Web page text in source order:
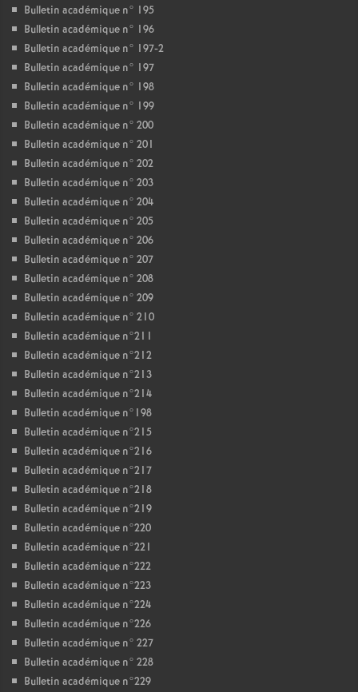
Bulletin académique n° 195
Bulletin académique n° 196
Bulletin académique n° 197-2
Bulletin académique n° 197
Bulletin académique n° 198
Bulletin académique n° 199
Bulletin académique n° 200
Bulletin académique n° 201
Bulletin académique n° 202
Bulletin académique n° 203
Bulletin académique n° 204
Bulletin académique n° 205
Bulletin académique n° 206
Bulletin académique n° 207
Bulletin académique n° 208
Bulletin académique n° 209
Bulletin académique n° 210
Bulletin académique n°211
Bulletin académique n°212
Bulletin académique n°213
Bulletin académique n°214
Bulletin académique n°198
Bulletin académique n°215
Bulletin académique n°216
Bulletin académique n°217
Bulletin académique n°218
Bulletin académique n°219
Bulletin académique n°220
Bulletin académique n°221
Bulletin académique n°222
Bulletin académique n°223
Bulletin académique n°224
Bulletin académique n°226
Bulletin académique n° 227
Bulletin académique n° 228
Bulletin académique n°229